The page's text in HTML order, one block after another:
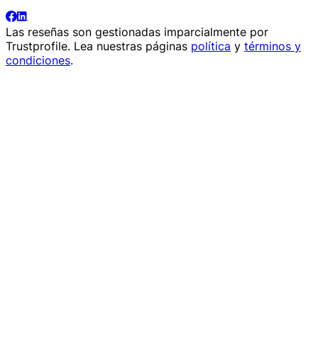
Las reseñas son gestionadas imparcialmente por
Trustprofile. Lea nuestras páginas política y términos y
condiciones.